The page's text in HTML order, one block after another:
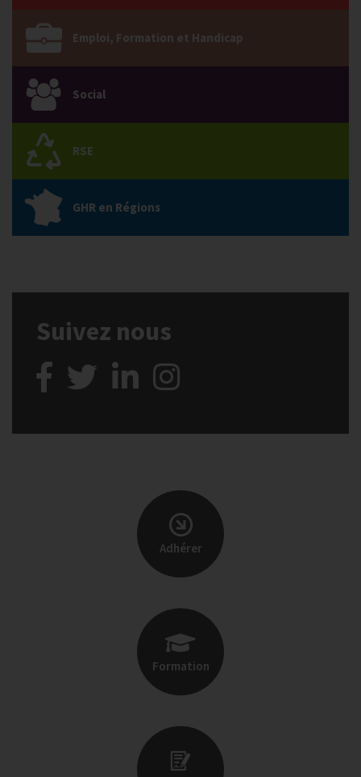
Emploi, Formation et Handicap
Social
RSE
GHR en Régions
Suivez nous
Adhérer
Formation